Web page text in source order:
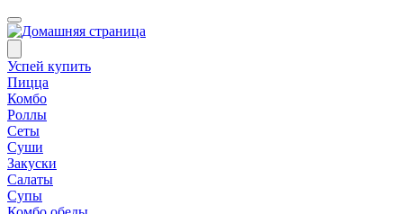
Успей купить
Пицца
Комбо
Роллы
Сеты
Суши
Закуски
Салаты
Супы